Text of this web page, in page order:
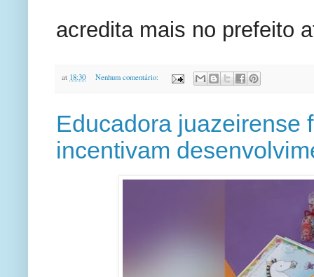
acredita mais no prefeito
at 18:30 Nenhum comentário:
Educadora juazeirense
incentivam